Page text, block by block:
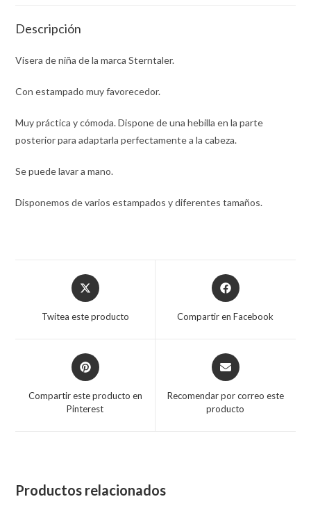
Descripción
Visera de niña de la marca Sterntaler.
Con estampado muy favorecedor.
Muy práctica y cómoda. Dispone de una hebilla en la parte
posterior para adaptarla perfectamente a la cabeza.
Se puede lavar a mano.
Disponemos de varios estampados y diferentes tamaños.
Opens
in
Twitea este producto
Opens
in
Compartir en Facebook
Opens
in
new
Compartir este producto en
Pinterest
Opens
in
new
Recomendar por correo este
producto
Productos relacionados